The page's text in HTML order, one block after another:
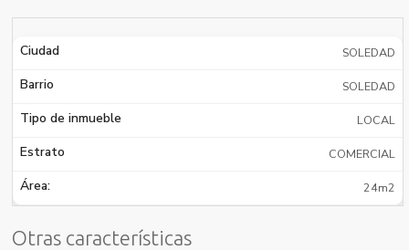
Ciudad SOLEDAD
Barrio SOLEDAD
Tipo de inmueble LOCAL
Estrato COMERCIAL
Área: 24m2
Otras características